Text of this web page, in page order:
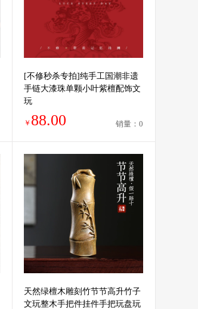
[不修秒杀专拍]纯手工国潮非遗
手链大漆珠单颗小叶紫檀配饰文
玩
￥ 88.00 销量：0
天然绿檀木雕刻竹节节高升竹子
文玩整木手把件挂件手把玩盘玩